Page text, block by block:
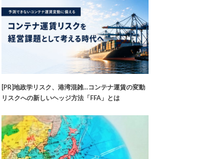
[PR]地政学リスク、港湾混雑…コンテナ運賃の変動
リスクへの新しいヘッジ方法「FFA」とは